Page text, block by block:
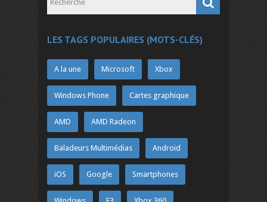
LES TAGS POPULAIRES (MOTS-CLÉS)
A la une Microsoft Xbox
Windows Phone Cartes graphique
AMD AMD Radeon
Baladeurs Multimédias Android
iOS Google Smartphones